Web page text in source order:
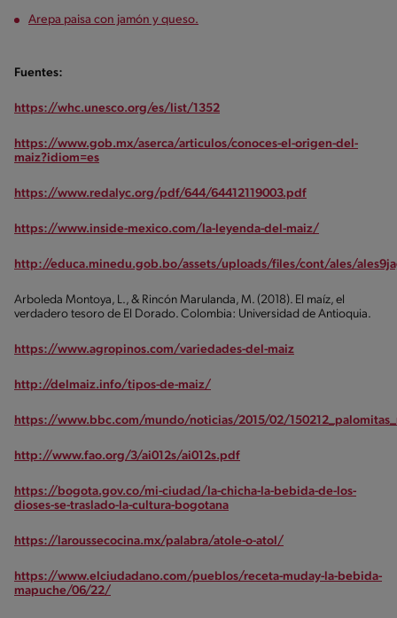
Arepa paisa con jamón y queso.
Fuentes:
https://whc.unesco.org/es/list/1352
https://www.gob.mx/aserca/articulos/conoces-el-origen-del-
maiz?idiom=es
https://www.redalyc.org/pdf/644/64412119003.pdf
https://www.inside-mexico.com/la-leyenda-del-maiz/
http://educa.minedu.gob.bo/assets/uploads/files/cont/ales/
Arboleda Montoya, L., & Rincón Marulanda, M. (2018). El maíz, el
verdadero tesoro de El Dorado. Colombia: Universidad de Antioquia.
https://www.agropinos.com/variedades-del-maiz
http://delmaiz.info/tipos-de-maiz/
https://www.bbc.com/mundo/noticias/2015/02/
http://www.fao.org/3/ai012s/ai012s.pdf
https://bogota.gov.co/mi-ciudad/la-chicha-la-bebida-de-los-
dioses-se-traslado-la-cultura-bogotana
https://laroussecocina.mx/palabra/atole-o-atol/
https://www.elciudadano.com/pueblos/receta-muday-la-bebida-
mapuche/06/22/